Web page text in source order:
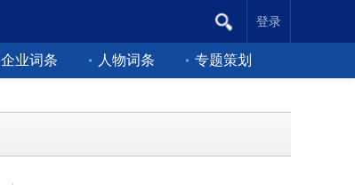
企业词条 人物词条 专题策划
登录